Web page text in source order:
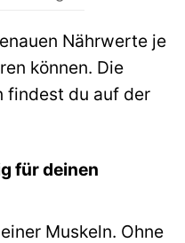
Nährwerte je
können. Die
findest du auf der
für deinen
Muskeln. Ohne